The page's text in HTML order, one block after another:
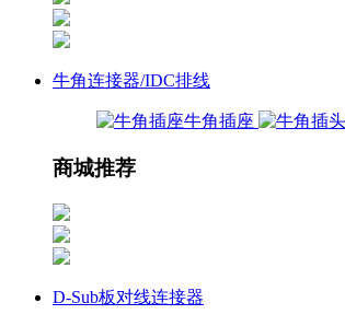
牛角连接器/IDC排线
牛角插座
商城推荐
D-Sub板对线连接器